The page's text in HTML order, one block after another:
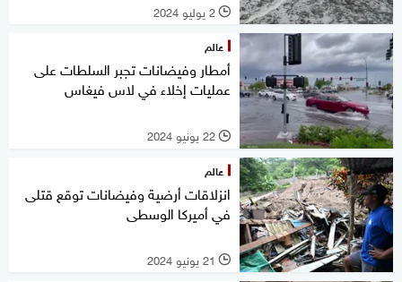
l 2 يوليو 2024
عالم
أمطار وفيضانات تجبر السلطات على
عمليات إخلاء في لاس فيغاس
l 22 يونيو 2024
عالم
انزلاقات أرضية وفيضانات توقع قتلى
في أميركا الوسطى
l 21 يونيو 2024